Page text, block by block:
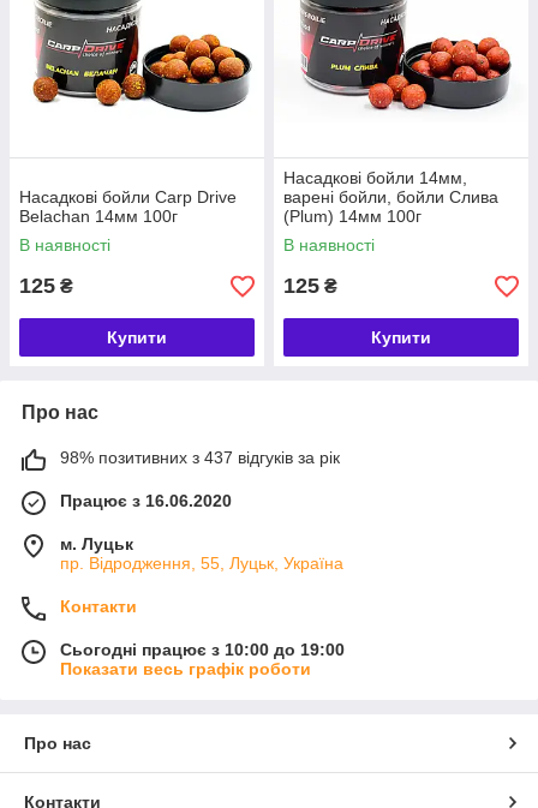
Насадкові бойли Carp Drive
Belachan 14мм 100г
В наявності
125 ₴
Купити
Насадкові бойли 14мм,
варені бойли, бойли Слива
(Plum) 14мм 100г
В наявності
125 ₴
Купити
Про нас
98% позитивних з 437 відгуків за рік
Працює з 16.06.2020
м. Луцьк
пр. Відродження, 55, Луцьк, Україна
Контакти
Сьогодні працює з 10:00 до 19:00
Показати весь графік роботи
Про нас
Контакти